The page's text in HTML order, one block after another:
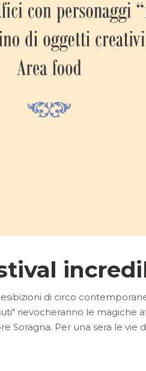
di circo
rievocheranno le magiche
Per una sera le vie